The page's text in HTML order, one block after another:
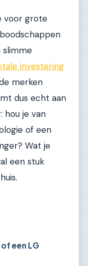
voor grote
slimme
investering
merken
dus echt aan
hou je van
of een
Wat je
een stuk
een LG